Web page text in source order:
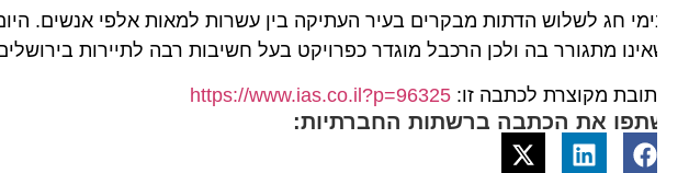
חג לשלוש הדתות מבקרים בעיר העתיקה בין עשרות למאות אלפי אנשים. היום
מתגורר בה ולכן הרכבל מוגדר כפרויקט בעל חשיבות רבה לתיירות בירושלים.
מקוצרת לכתבה זו:https://www.ias.co.il?p=96325
את הכתבה ברשתות החברתיות: